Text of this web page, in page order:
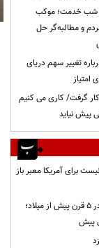
شب خدمت؛ موکب
و مطالبه‌گر حل
تغییر سهم دریای
امتیاز
کار گرفت/ کاری می کنیم
پیش نیاید
برای آمریکا معبر باز
گستره امپراتوری ایران در ۵ قرن پیش از میلاد؛